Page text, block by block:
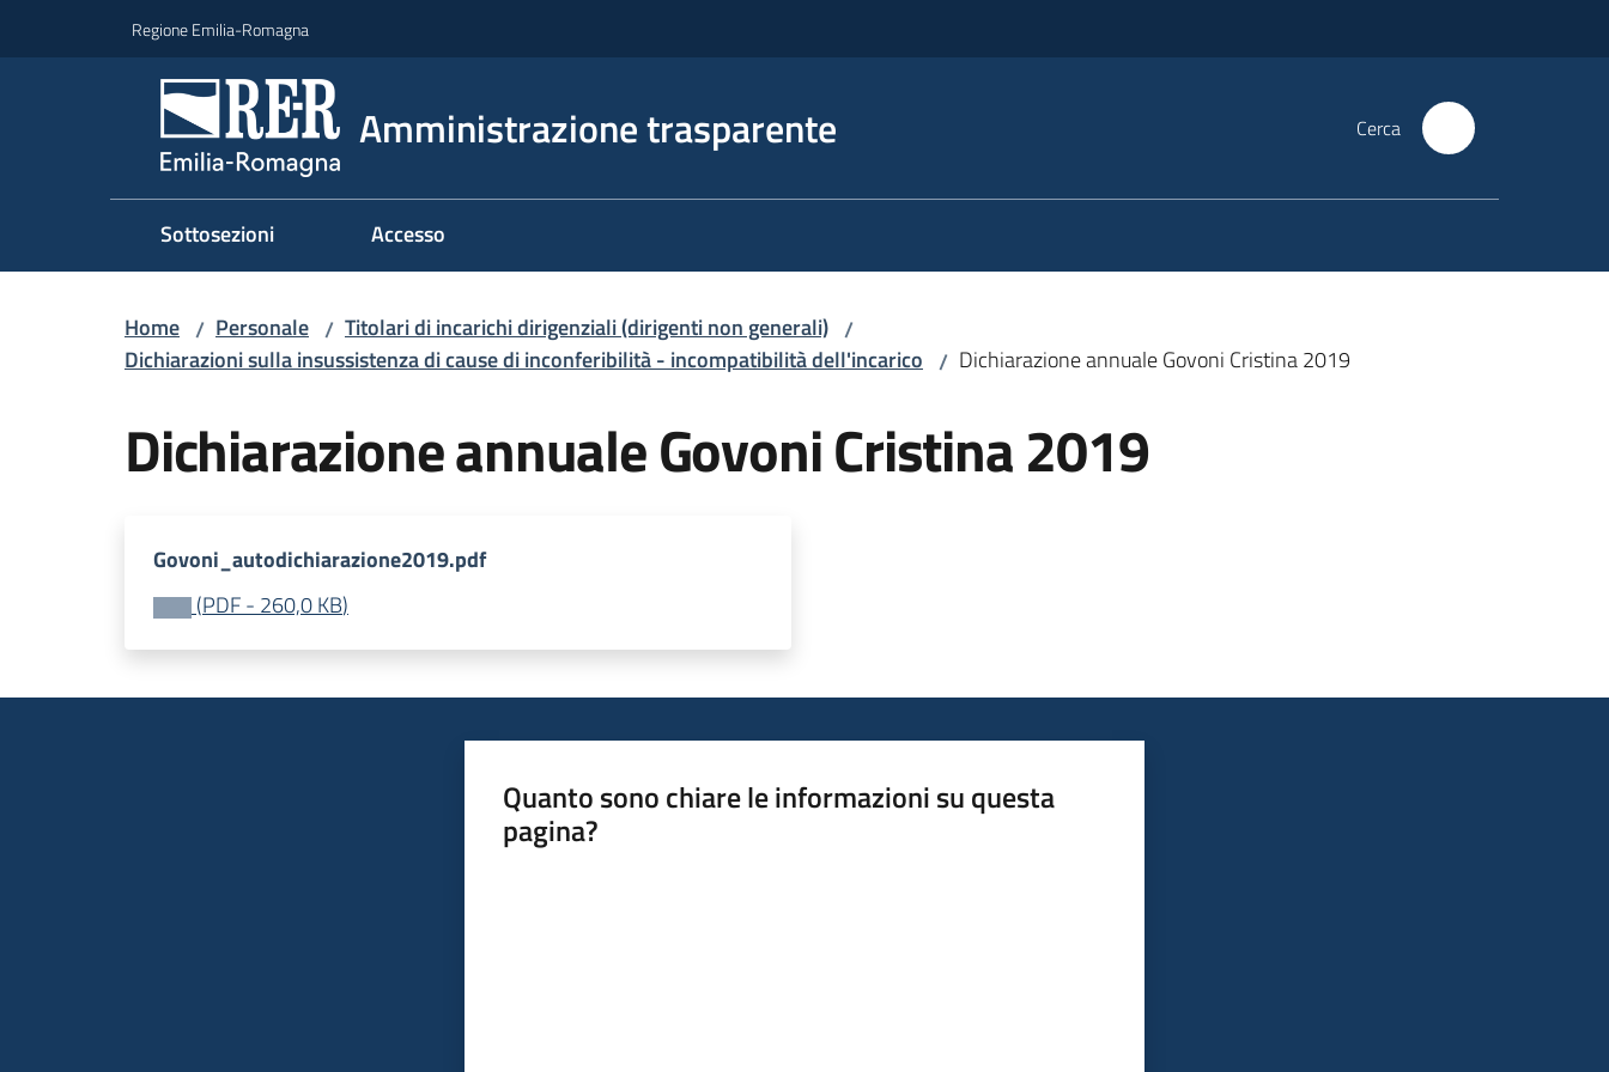
Regione Emilia-Romagna
Amministrazione trasparente Cerca
Sottosezioni Accesso
Home / Personale / Titolari di incarichi dirigenziali (dirigenti non generali) /
Dichiarazioni sulla insussistenza di cause di inconferibilità - incompatibilità dell'incarico / Dichiarazione annuale Govoni Cristina 2019
Dichiarazione annuale Govoni Cristina 2019
Govoni_autodichiarazione2019.pdf
(PDF- 260,0 KB)
Quanto sono chiare le informazioni su questa
pagina?